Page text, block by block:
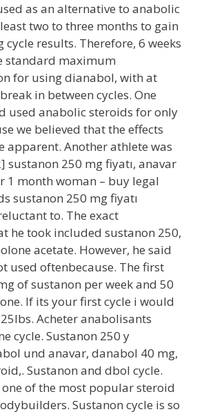
as an alternative to anabolic
two to three months to gain
results. Therefore, 6 weeks
standard maximum
for using dianabol, with at
in between cycles. One
used anabolic steroids for only
we believed that the effects
apparent. Another athlete was
sustanon 250 mg fiyatı, anavar
1 month woman – buy legal
sustanon 250 mg fiyatı
to. The exact
he took included sustanon 250,
acetate. However, he said
used oftenbecause. The first
of sustanon per week and 50
If its your first cycle i would
Acheter anabolisants
cycle. Sustanon 250 y
und anavar, danabol 40 mg,
Sustanon and dbol cycle.
one of the most popular steroid
Sustanon cycle is so